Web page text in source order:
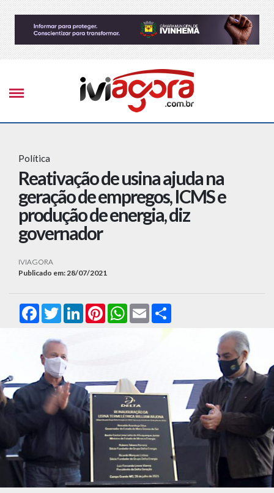
Política
Reativação de usina ajuda na
geração de empregos, ICMS e
produção de energia, diz
governador
IVIAGORA
Publicado em: 28/07/2021
FacebookTwitterLinkedInPinterestWhatsApp
Email